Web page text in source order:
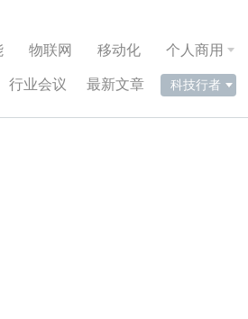
物联网 移动化 个人商用
行业会议 最新文章 科技行者